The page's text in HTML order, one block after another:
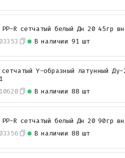
В наличии 91 шт
R сетчатый белый Дн 20 45гр
В наличии 88 шт
сетчатый Y-образный латунный
В наличии 88 шт
R сетчатый белый Дн 20 90гр